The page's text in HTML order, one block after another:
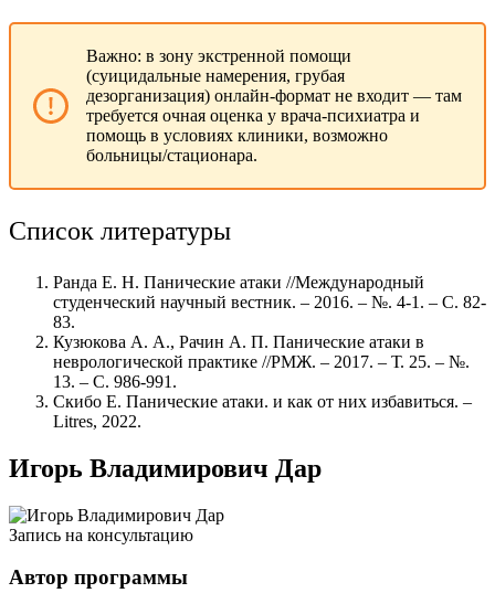
Важно: в зону экстренной помощи
(суицидальные намерения, грубая
дезорганизация) онлайн-формат не входит — там
требуется очная оценка у врача-психиатра и
помощь в условиях клиники, возможно
больницы/стационара.
Список литературы
Ранда Е. Н. Панические атаки //Международный
студенческий научный вестник. – 2016. – №. 4-1. – С. 82-
83.
Кузюкова А. А., Рачин А. П. Панические атаки в
неврологической практике //РМЖ. – 2017. – Т. 25. – №.
13. – С. 986-991.
Скибо Е. Панические атаки. и как от них избавиться. –
Litres, 2022.
Игорь Владимирович Дар
Запись на консультацию
Автор программы